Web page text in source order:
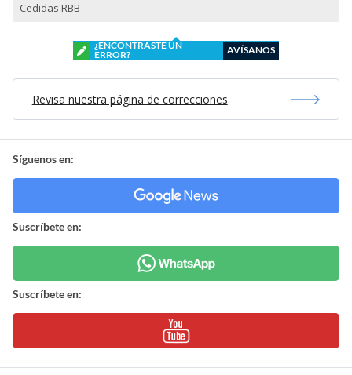
Cedidas RBB
¿ENCONTRASTE UN
ERROR?
AVÍSANOS
Revisa nuestra página de correcciones
Síguenos en:
Suscríbete en:
Suscríbete en: